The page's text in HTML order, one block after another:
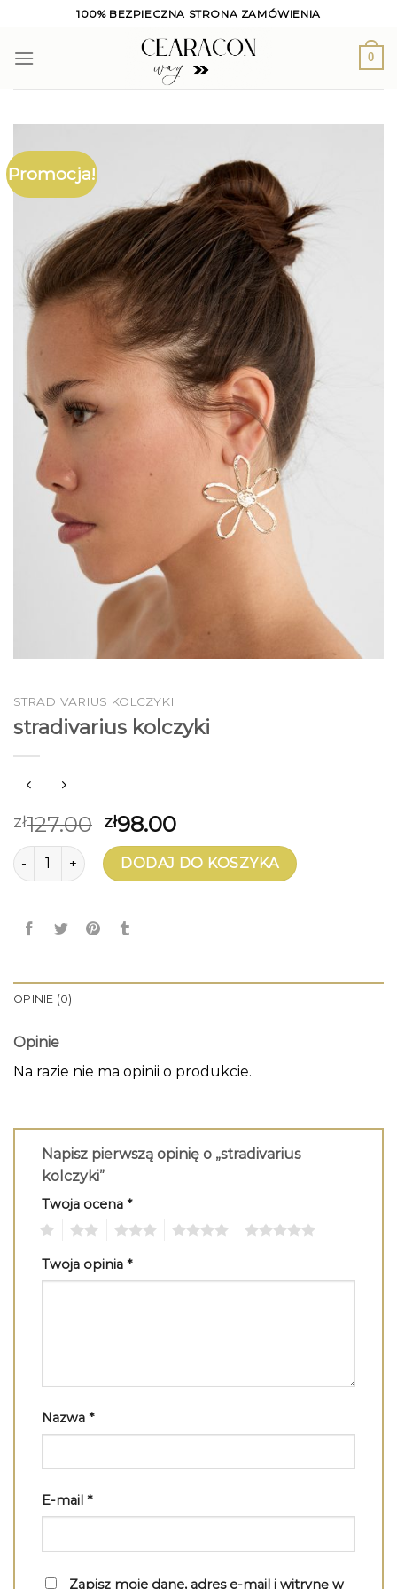
content
100% BEZPIECZNA STRONA ZAMÓWIENIA
0
Promocja!
STRADIVARIUS KOLCZYKI
stradivarius kolczyki
zł127.00 zł98.00
ilość stradivarius kolczykiDODAJ DO KOSZYKA
OPINIE (0)
Opinie
Na razie nie ma opinii o produkcie.
Napisz pierwszą opinię o „stradivarius
kolczyki”
Twoja ocena *
Twoja opinia *
Nazwa *
E-mail *
Zapisz moje dane, adres e-mail i witrynę w